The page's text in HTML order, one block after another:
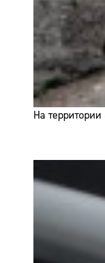
На территории